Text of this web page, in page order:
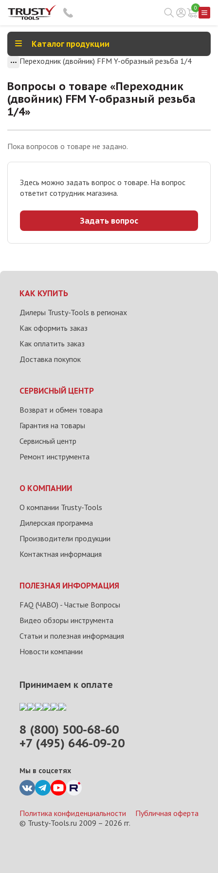
0
Каталог продукции
Переходник (двойник) FFM Y-образный резьба 1/4
Вопросы о товаре «Переходник
(двойник) FFM Y-образный резьба
1/4»
Здесь можно задать вопрос о товаре. На вопрос
ответит сотрудник магазина.
Задать вопрос
Пока вопросов о товаре не задано.
КАК КУПИТЬ
Дилеры Trusty-Tools в регионах
Как оформить заказ
Как оплатить заказ
Доставка покупок
СЕРВИСНЫЙ ЦЕНТР
Возврат и обмен товара
Гарантия на товары
Сервисный центр
Ремонт инструмента
О КОМПАНИИ
О компании Trusty-Tools
Дилерская программа
Производители продукции
Контактная информация
ПОЛЕЗНАЯ ИНФОРМАЦИЯ
FAQ (ЧАВО) - Частые Вопросы
Видео обзоры инструмента
Статьи и полезная информация
Новости компании
8 (800) 500-68-60
+7 (495) 646-09-20
Мы в соцсетях
Принимаем к оплате
Политика конфиденциальности
Публичная оферта
© Trusty-Tools.ru 2009 – 2026 гг.